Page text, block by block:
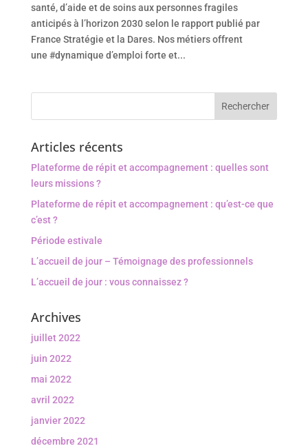
santé, d’aide et de soins aux personnes fragiles
anticipés à l’horizon 2030 selon le rapport publié par
France Stratégie et la Dares. Nos métiers offrent
une #dynamique d’emploi forte et...
Articles récents
Plateforme de répit et accompagnement : quelles sont
leurs missions ?
Plateforme de répit et accompagnement : qu’est-ce que
c’est ?
Période estivale
L’accueil de jour – Témoignage des professionnels
L’accueil de jour : vous connaissez ?
Archives
juillet 2022
juin 2022
mai 2022
avril 2022
janvier 2022
décembre 2021